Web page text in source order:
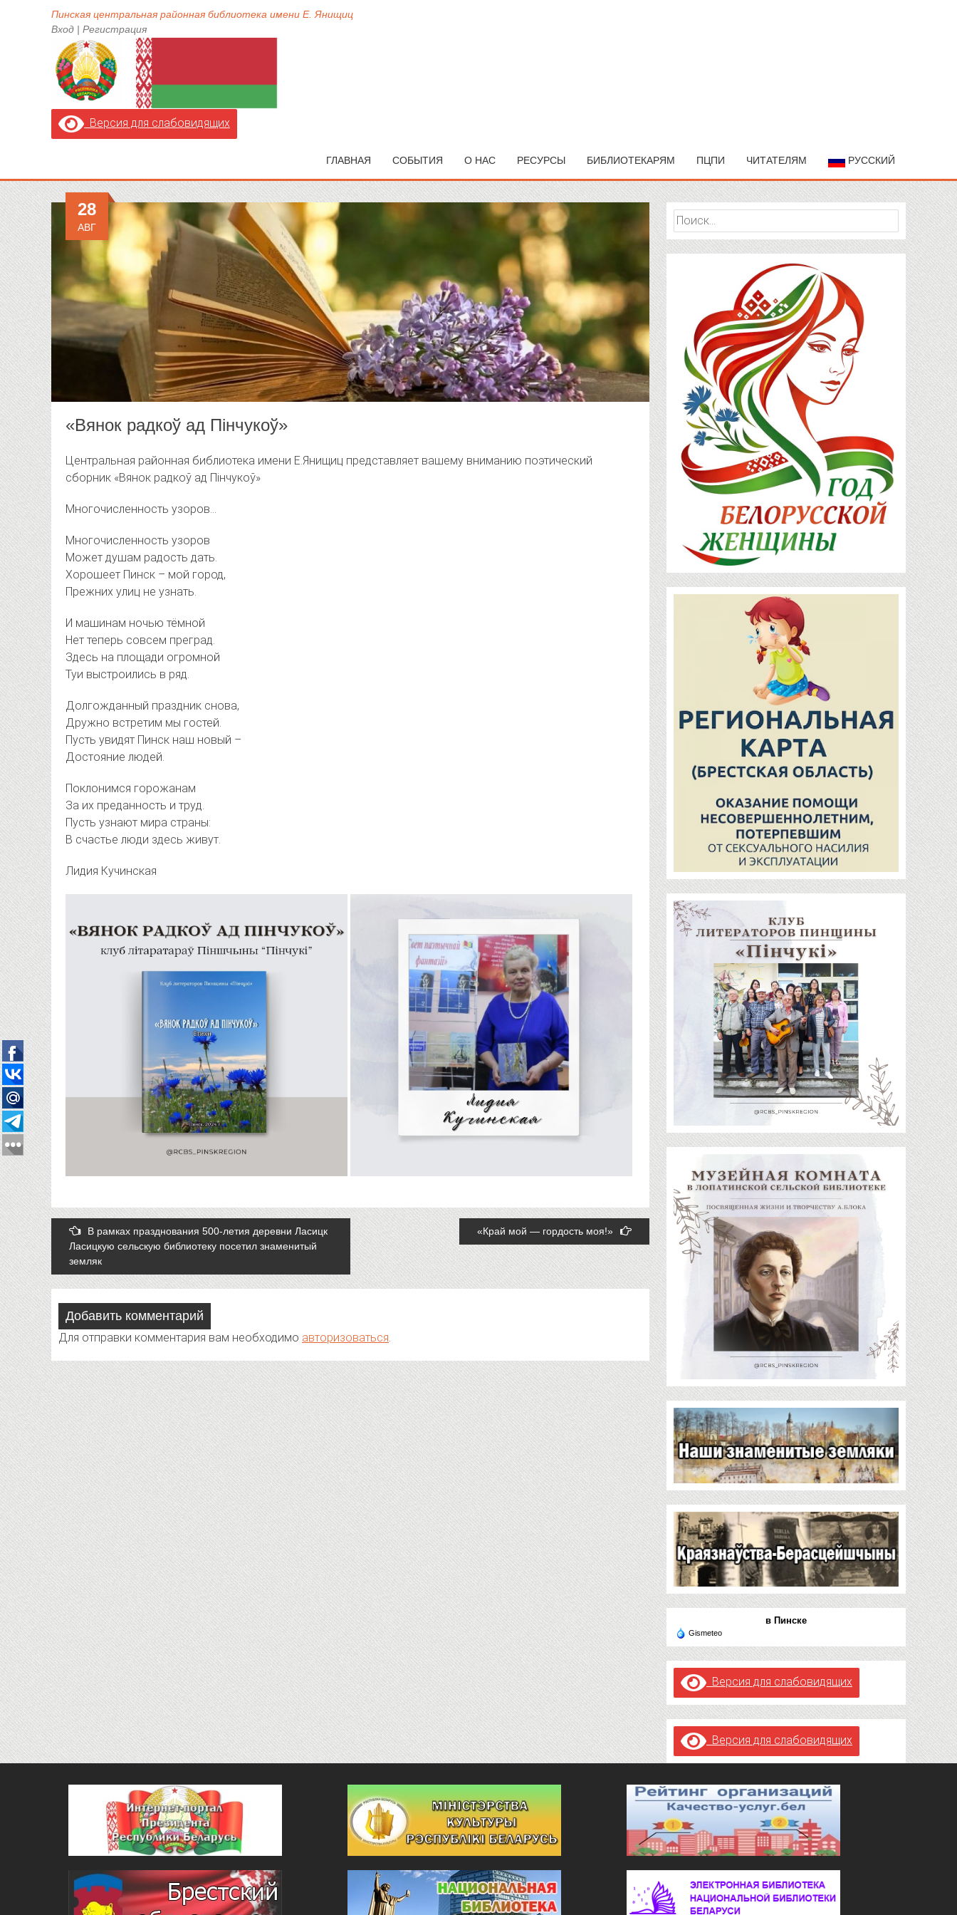
Пинская центральная районная библиотека имени Е. Янищиц
Вход | Регистрация
Версия для слабовидящих
ГЛАВНАЯ СОБЫТИЯ О НАС РЕСУРСЫ БИБЛИОТЕКАРЯМ ПЦПИ ЧИТАТЕЛЯМ РУССКИЙ
«Вянок радкоў ад Пінчукоў»
28
АВГ
Центральная районная библиотека имени Е.Янищиц представляет вашему вниманию поэтический
сборник «Вянок радкоў ад Пінчукоў»
Многочисленность узоров…
Многочисленность узоров
Может душам радость дать.
Хорошеет Пинск – мой город,
Прежних улиц не узнать.
И машинам ночью тёмной
Нет теперь совсем преград.
Здесь на площади огромной
Туи выстроились в ряд.
Долгожданный праздник снова,
Дружно встретим мы гостей.
Пусть увидят Пинск наш новый –
Достояние людей.
Поклонимся горожанам
За их преданность и труд.
Пусть узнают мира страны:
В счастье люди здесь живут.
Лидия Кучинская
Post
navigation
В рамках празднования 500-летия деревни Ласицк
Ласицкую сельскую библиотеку посетил знаменитый
земляк
«Край мой — гордость моя!»
Добавить комментарий
Для отправки комментария вам необходимо авторизоваться.
Найти:
в Пинске
Gismeteo
Версия для слабовидящих
Версия для слабовидящих